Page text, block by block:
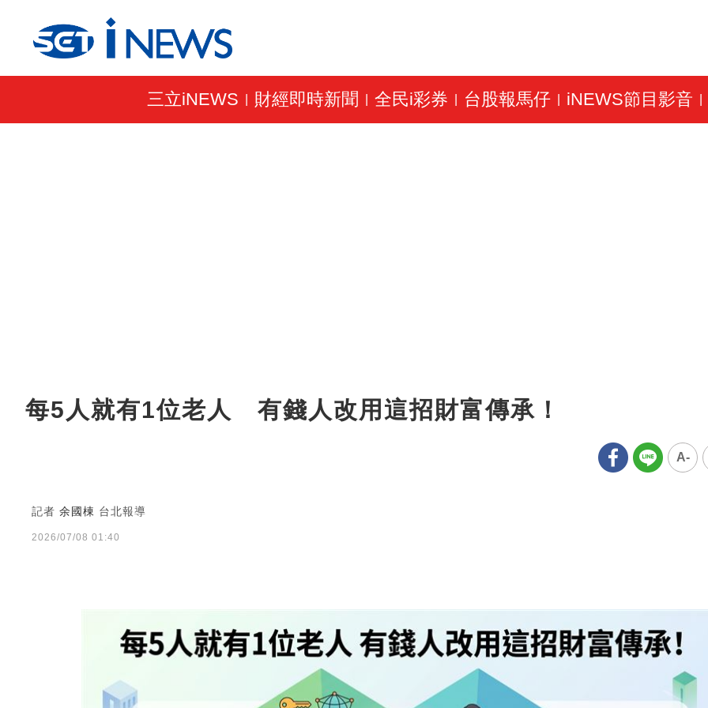
三立iNEWS 財經即時新聞 全民i彩券 台股報馬仔| iNEWS節目影音
每5人就有1位老人 有錢人改用這招財富傳承！
A-
記者 余國棟 台北報導
2026/07/08 01:40